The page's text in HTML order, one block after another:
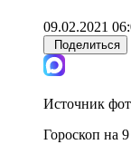
09.02.2021
Поделиться
Источник
Гороскоп на